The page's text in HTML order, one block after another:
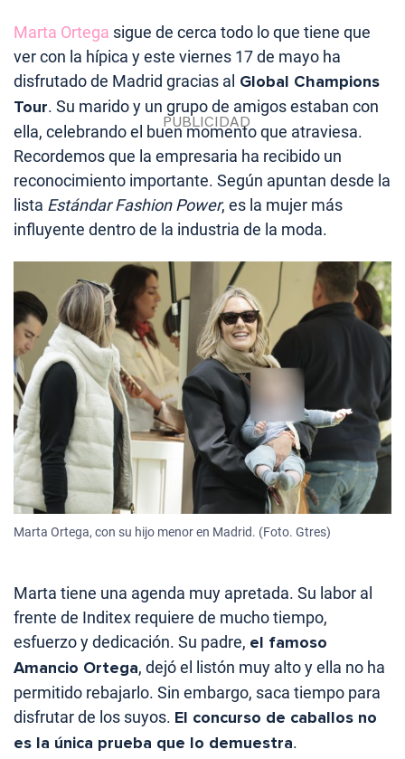
Marta Ortega sigue de cerca todo lo que tiene que
ver con la hípica y este viernes 17 de mayo ha
disfrutado de Madrid gracias al Global Champions
Tour. Su marido y un grupo de amigos estaban con
ella, celebrando el buen momento que atraviesa.
Recordemos que la empresaria ha recibido un
reconocimiento importante. Según apuntan desde la
lista Estándar Fashion Power, es la mujer más
influyente dentro de la industria de la moda.
Marta Ortega, con su hijo menor en Madrid. (Foto. Gtres)
Marta tiene una agenda muy apretada. Su labor al
frente de Inditex requiere de mucho tiempo,
esfuerzo y dedicación. Su padre, el famoso
Amancio Ortega, dejó el listón muy alto y ella no ha
permitido rebajarlo. Sin embargo, saca tiempo para
disfrutar de los suyos. El concurso de caballos no
es la única prueba que lo demuestra.